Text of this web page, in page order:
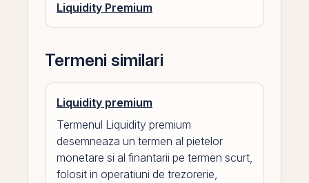
Liquidity Premium
Termeni similari
Liquidity premium
Termenul Liquidity premium
desemneaza un termen al pietelor
monetare si al finantarii pe termen scurt,
folosit in operatiuni de trezorerie,